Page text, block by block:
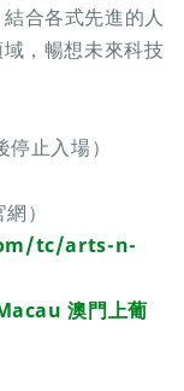
合各式先進的人
，暢想未來科技
止入場）
）
tc/arts-n-
澳門上葡